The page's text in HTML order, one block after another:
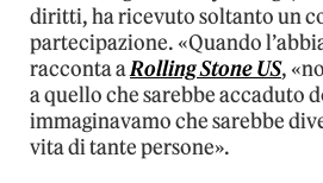
diritti, ha ricevuto soltanto un
partecipazione. «Quando
racconta aRolling Stone US,
a quello che sarebbe accaduto
immaginavamo che sarebbe
vita di tante persone».